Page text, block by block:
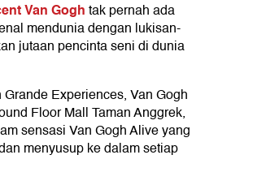
Van Goghtak pernah ada
mendunia dengan lukisan-
jutaan pencinta seni di dunia
Experiences, Van Gogh
Floor Mall Taman Anggrek,
sensasi Van Gogh Alive yang
menyusup ke dalam setiap